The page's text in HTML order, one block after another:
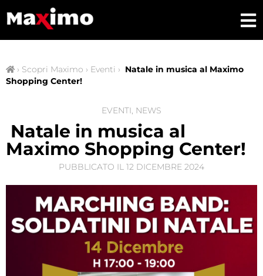
› Scopri Maximo › Eventi ›
Natale in musica al Maximo
Shopping Center!
EVENTI, NEWS
Natale in musica al
Maximo Shopping Center!
PUBBLICATO IL 12 DICEMBRE 2024